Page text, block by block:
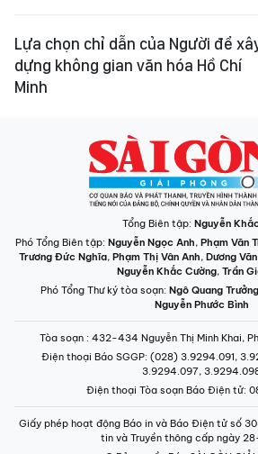
Lựa chọn chỉ dẫn của Người để
dựng không gian văn hóa Hồ Chí
Minh
Tổng Biên tập: Nguyễn
Phó Tổng Biên tập: Nguyễn Ngọc Anh, Phạm Văn
Trương Đức Nghĩa, Phạm Thị Vân Anh, Dương
Nguyễn Khắc Cường, Trần
Phó Tổng Thư ký tòa soạn: Ngô Quang Trưởng
Nguyễn Phước Bình
Tòa soạn : 432-434 Nguyễn Thị Minh Khai,
Điện thoại Báo SGGP: (028) 3.9294.091,
3.9294.097,
Điện thoại Tòa soạn Báo Điện tử:
Giấy phép hoạt động Báo in và Báo Điện tử số
tin và Truyền thông cấp ngày